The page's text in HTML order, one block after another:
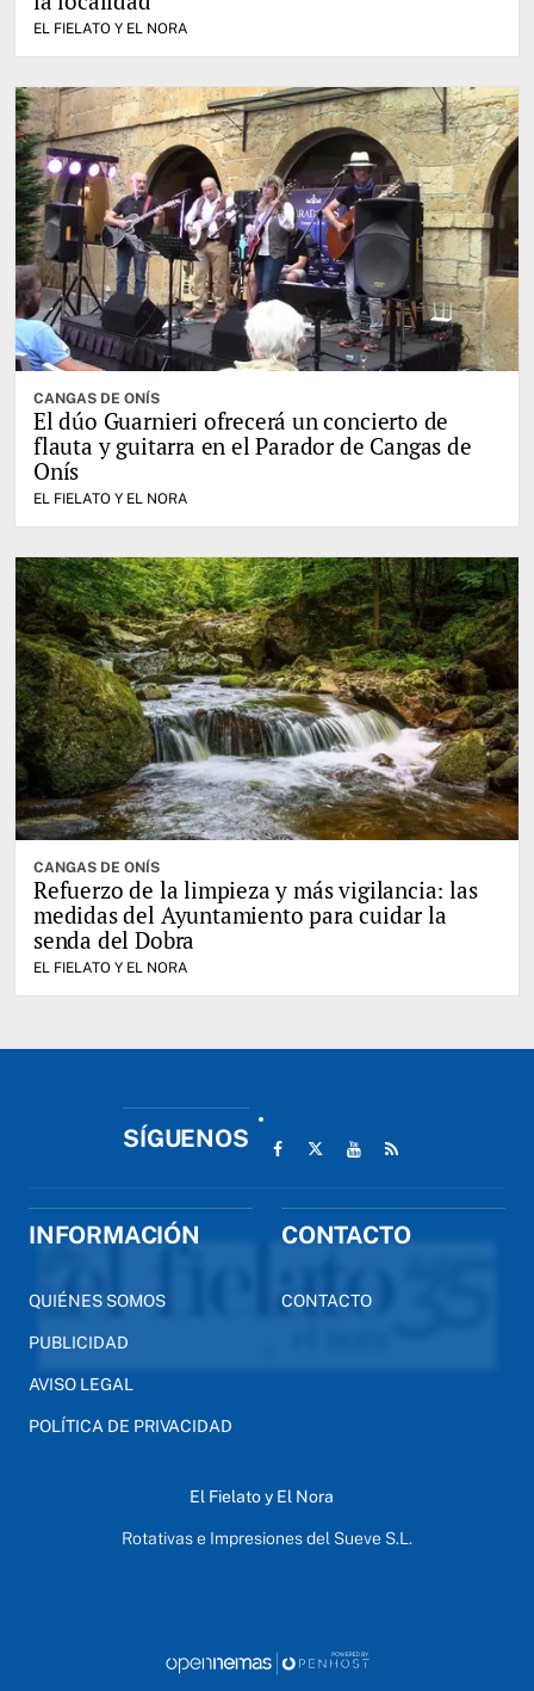
EL FIELATO Y EL NORA
CANGAS DE ONÍS
El dúo Guarnieri ofrecerá un concierto de
flauta y guitarra en el Parador de Cangas de
Onís
EL FIELATO Y EL NORA
CANGAS DE ONÍS
Refuerzo de la limpieza y más vigilancia: las
medidas del Ayuntamiento para cuidar la
senda del Dobra
EL FIELATO Y EL NORA
SÍGUENOS
INFORMACIÓN
QUIÉNES SOMOS
PUBLICIDAD
AVISO LEGAL
POLÍTICA DE PRIVACIDAD
CONTACTO
CONTACTO
El Fielato y El Nora
Rotativas e Impresiones del Sueve S.L.